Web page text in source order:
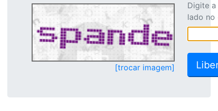
[trocar imagem]
Digite
lado no